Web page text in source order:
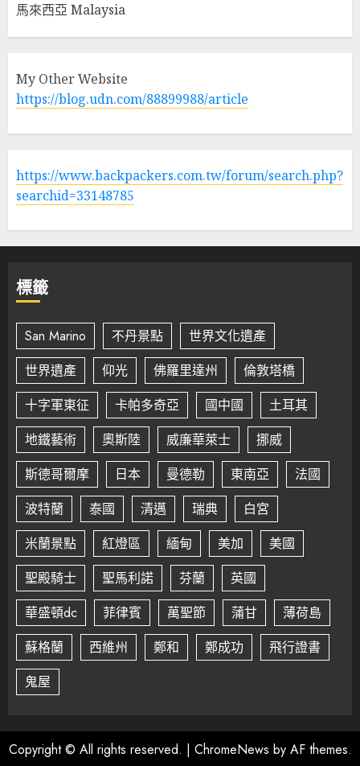
馬來西亞 Malaysia
My Other Website
https://blog.udn.com/88899988/article
https://www.backpackers.com.tw/forum/search.php?
searchid=33148785
標籤
San Marino 不丹景點
世界文化遺產
世界遺產
仰光 佛羅里達州
倫敦塔橋
十字軍東征
卡帕多奇亞 國中國
土耳其
地鐵藝術
奧斯陸 威廉華萊士
挪威
斯德哥爾摩
日本 曼德勒 東南亞
法國
波特蘭
泰國 清邁 瑞典
白宮
米蘭景點
紅燈區 緬甸 美加
美國
聖殿騎士
聖馬利諾 芬蘭
英國
華盛頓dc
菲律賓 萬聖節 蒲甘
薄荷島
蘇格蘭
西維州 鄭和 鄭成功
飛行證書
鬼屋
Copyright © All rights reserved. | ChromeNews by AF themes.